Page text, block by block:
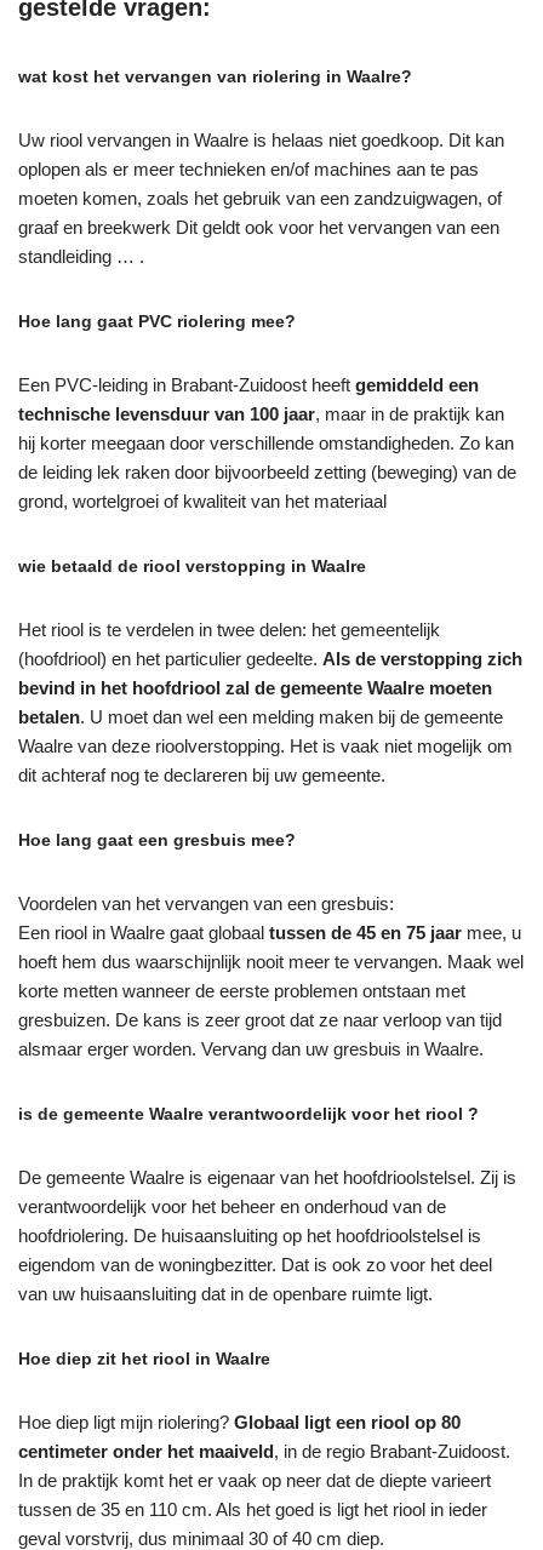
gestelde vragen:
wat kost het vervangen van riolering in Waalre?
Uw riool vervangen in Waalre is helaas niet goedkoop. Dit kan
oplopen als er meer technieken en/of machines aan te pas
moeten komen, zoals het gebruik van een zandzuigwagen, of
graaf en breekwerk Dit geldt ook voor het vervangen van een
standleiding … .
Hoe lang gaat PVC riolering mee?
Een PVC-leiding in Brabant-Zuidoost heeft gemiddeld een
technische levensduur van 100 jaar, maar in de praktijk kan
hij korter meegaan door verschillende omstandigheden. Zo kan
de leiding lek raken door bijvoorbeeld zetting (beweging) van de
grond, wortelgroei of kwaliteit van het materiaal
wie betaald de riool verstopping in Waalre
Het riool is te verdelen in twee delen: het gemeentelijk
(hoofdriool) en het particulier gedeelte. Als de verstopping zich
bevind in het hoofdriool zal de gemeente Waalre moeten
betalen. U moet dan wel een melding maken bij de gemeente
Waalre van deze rioolverstopping. Het is vaak niet mogelijk om
dit achteraf nog te declareren bij uw gemeente.
Hoe lang gaat een gresbuis mee?
Voordelen van het vervangen van een gresbuis:
Een riool in Waalre gaat globaal tussen de 45 en 75 jaar mee, u
hoeft hem dus waarschijnlijk nooit meer te vervangen. Maak wel
korte metten wanneer de eerste problemen ontstaan met
gresbuizen. De kans is zeer groot dat ze naar verloop van tijd
alsmaar erger worden. Vervang dan uw gresbuis in Waalre.
is de gemeente Waalre verantwoordelijk voor het riool ?
De gemeente Waalre is eigenaar van het hoofdrioolstelsel. Zij is
verantwoordelijk voor het beheer en onderhoud van de
hoofdriolering. De huisaansluiting op het hoofdrioolstelsel is
eigendom van de woningbezitter. Dat is ook zo voor het deel
van uw huisaansluiting dat in de openbare ruimte ligt.
Hoe diep zit het riool in Waalre
Hoe diep ligt mijn riolering? Globaal ligt een riool op 80
centimeter onder het maaiveld, in de regio Brabant-Zuidoost.
In de praktijk komt het er vaak op neer dat de diepte varieert
tussen de 35 en 110 cm. Als het goed is ligt het riool in ieder
geval vorstvrij, dus minimaal 30 of 40 cm diep.